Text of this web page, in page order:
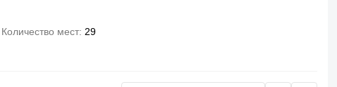
Количество мест 29